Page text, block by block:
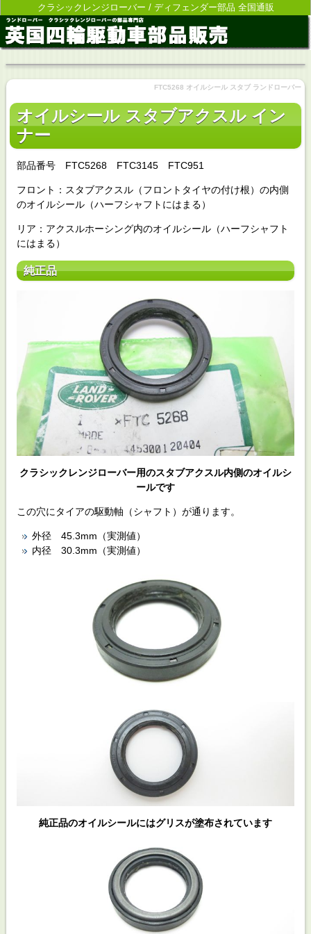
クラシックレンジローバー / ディフェンダー部品 全国通販
FTC5268 オイルシール スタブ ランドローバー
オイルシール スタブアクスル イン
ナー
部品番号 FTC5268 FTC3145 FTC951
フロント：スタブアクスル（フロントタイヤの付け根）の内側
のオイルシール（ハーフシャフトにはまる）
リア：アクスルホーシング内のオイルシール（ハーフシャフト
にはまる）
純正品
クラシックレンジローバー用のスタブアクスル内側のオイルシ
ールです
この穴にタイアの駆動軸（シャフト）が通ります。
外径 45.3mm（実測値）
内径 30.3mm（実測値）
純正品のオイルシールにはグリスが塗布されています